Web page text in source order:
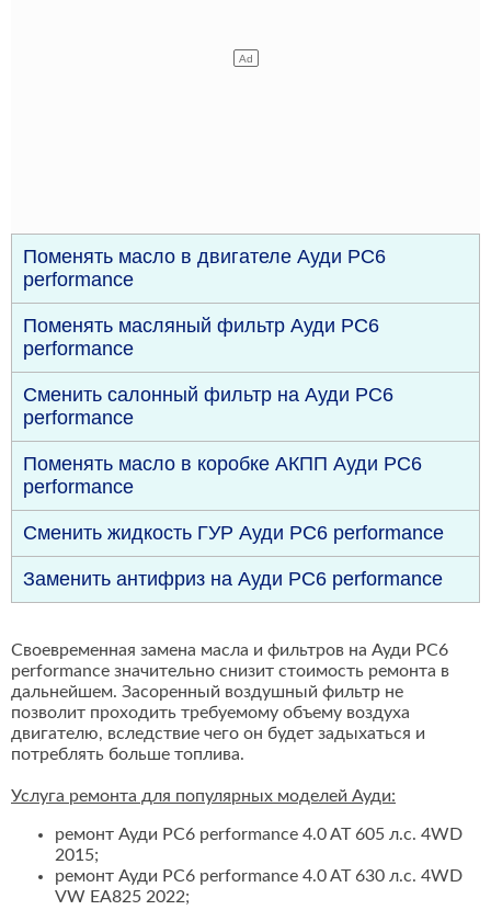
Поменять масло в двигателе Ауди РС6
performance
Поменять масляный фильтр Ауди РС6
performance
Сменить салонный фильтр на Ауди РС6
performance
Поменять масло в коробке АКПП Ауди РС6
performance
Сменить жидкость ГУР Ауди РС6 performance
Заменить антифриз на Ауди РС6 performance
Своевременная замена масла и фильтров на Ауди РС6
performance значительно снизит стоимость ремонта в
дальнейшем. Засоренный воздушный фильтр не
позволит проходить требуемому объему воздуха
двигателю, вследствие чего он будет задыхаться и
потреблять больше топлива.
Услуга ремонта для популярных моделей Ауди:
ремонт Ауди РС6 performance 4.0 AT 605 л.с. 4WD
2015;
ремонт Ауди РС6 performance 4.0 AT 630 л.с. 4WD
VW EA825 2022;